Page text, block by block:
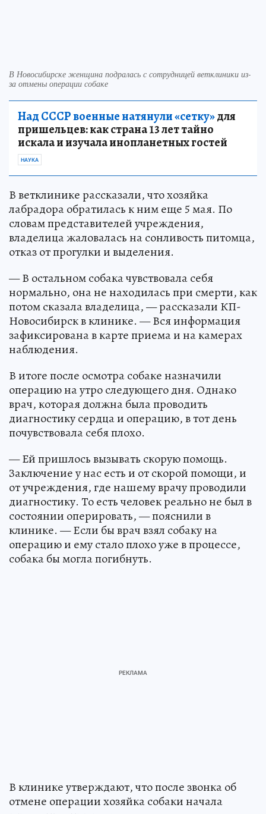
В Новосибирске женщина подралась с сотрудницей ветклиники из-
за отмены операции собаке
Над СССР военные натянули «сетку»для
пришельцев: как страна 13 лет тайно
искала и изучала инопланетных гостей
НАУКА
В ветклинике рассказали, что хозяйка
лабрадора обратилась к ним еще 5 мая. По
словам представителей учреждения,
владелица жаловалась на сонливость питомца,
отказ от прогулки и выделения.
— В остальном собака чувствовала себя
нормально, она не находилась при смерти, как
потом сказала владелица, — рассказали КП-
Новосибирск в клинике. — Вся информация
зафиксирована в карте приема и на камерах
наблюдения.
В итоге после осмотра собаке назначили
операцию на утро следующего дня. Однако
врач, которая должна была проводить
диагностику сердца и операцию, в тот день
почувствовала себя плохо.
— Ей пришлось вызывать скорую помощь.
Заключение у нас есть и от скорой помощи, и
от учреждения, где нашему врачу проводили
диагностику. То есть человек реально не был в
состоянии оперировать, — пояснили в
клинике. — Если бы врач взял собаку на
операцию и ему стало плохо уже в процессе,
собака бы могла погибнуть.
В клинике утверждают, что после звонка об
отмене операции хозяйка собаки начала